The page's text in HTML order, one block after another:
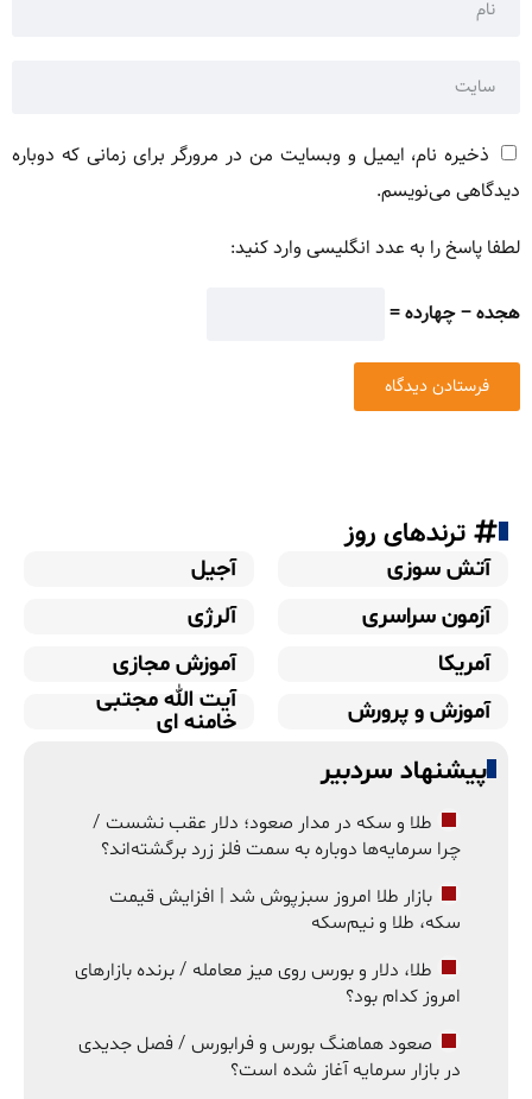
ذخیره نام، ایمیل و وبسایت من در مرورگر برای زمانی که دوباره
دیدگاهی می‌نویسم.
لطفا پاسخ را به عدد انگلیسی وارد کنید:
هجده − چهارده =
ترندهای روز
آتش سوزی
آجیل
آزمون سراسری
آلرژی
آمریکا
آموزش مجازی
آموزش و پرورش
آیت الله مجتبی
خامنه ای
پیشنهاد سردبیر
طلا و سکه در مدار صعود؛ دلار عقب نشست /
چرا سرمایه‌ها دوباره به سمت فلز زرد برگشته‌اند؟
بازار طلا امروز سبزپوش شد | افزایش قیمت
سکه، طلا و نیم‌سکه
طلا، دلار و بورس روی میز معامله / برنده بازارهای
امروز کدام بود؟
صعود هماهنگ بورس و فرابورس / فصل جدیدی
در بازار سرمایه آغاز شده است؟